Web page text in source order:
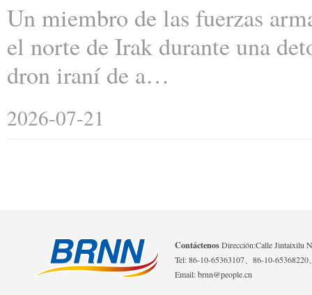
Un miembro de las fuerzas
el norte de Irak durante una
dron iraní de a…
2026-07-21
ContáctenosDirección:Calle Jintaixilu
Tel: 86-10-65363107、86-10-
Email: brnn@people.cn